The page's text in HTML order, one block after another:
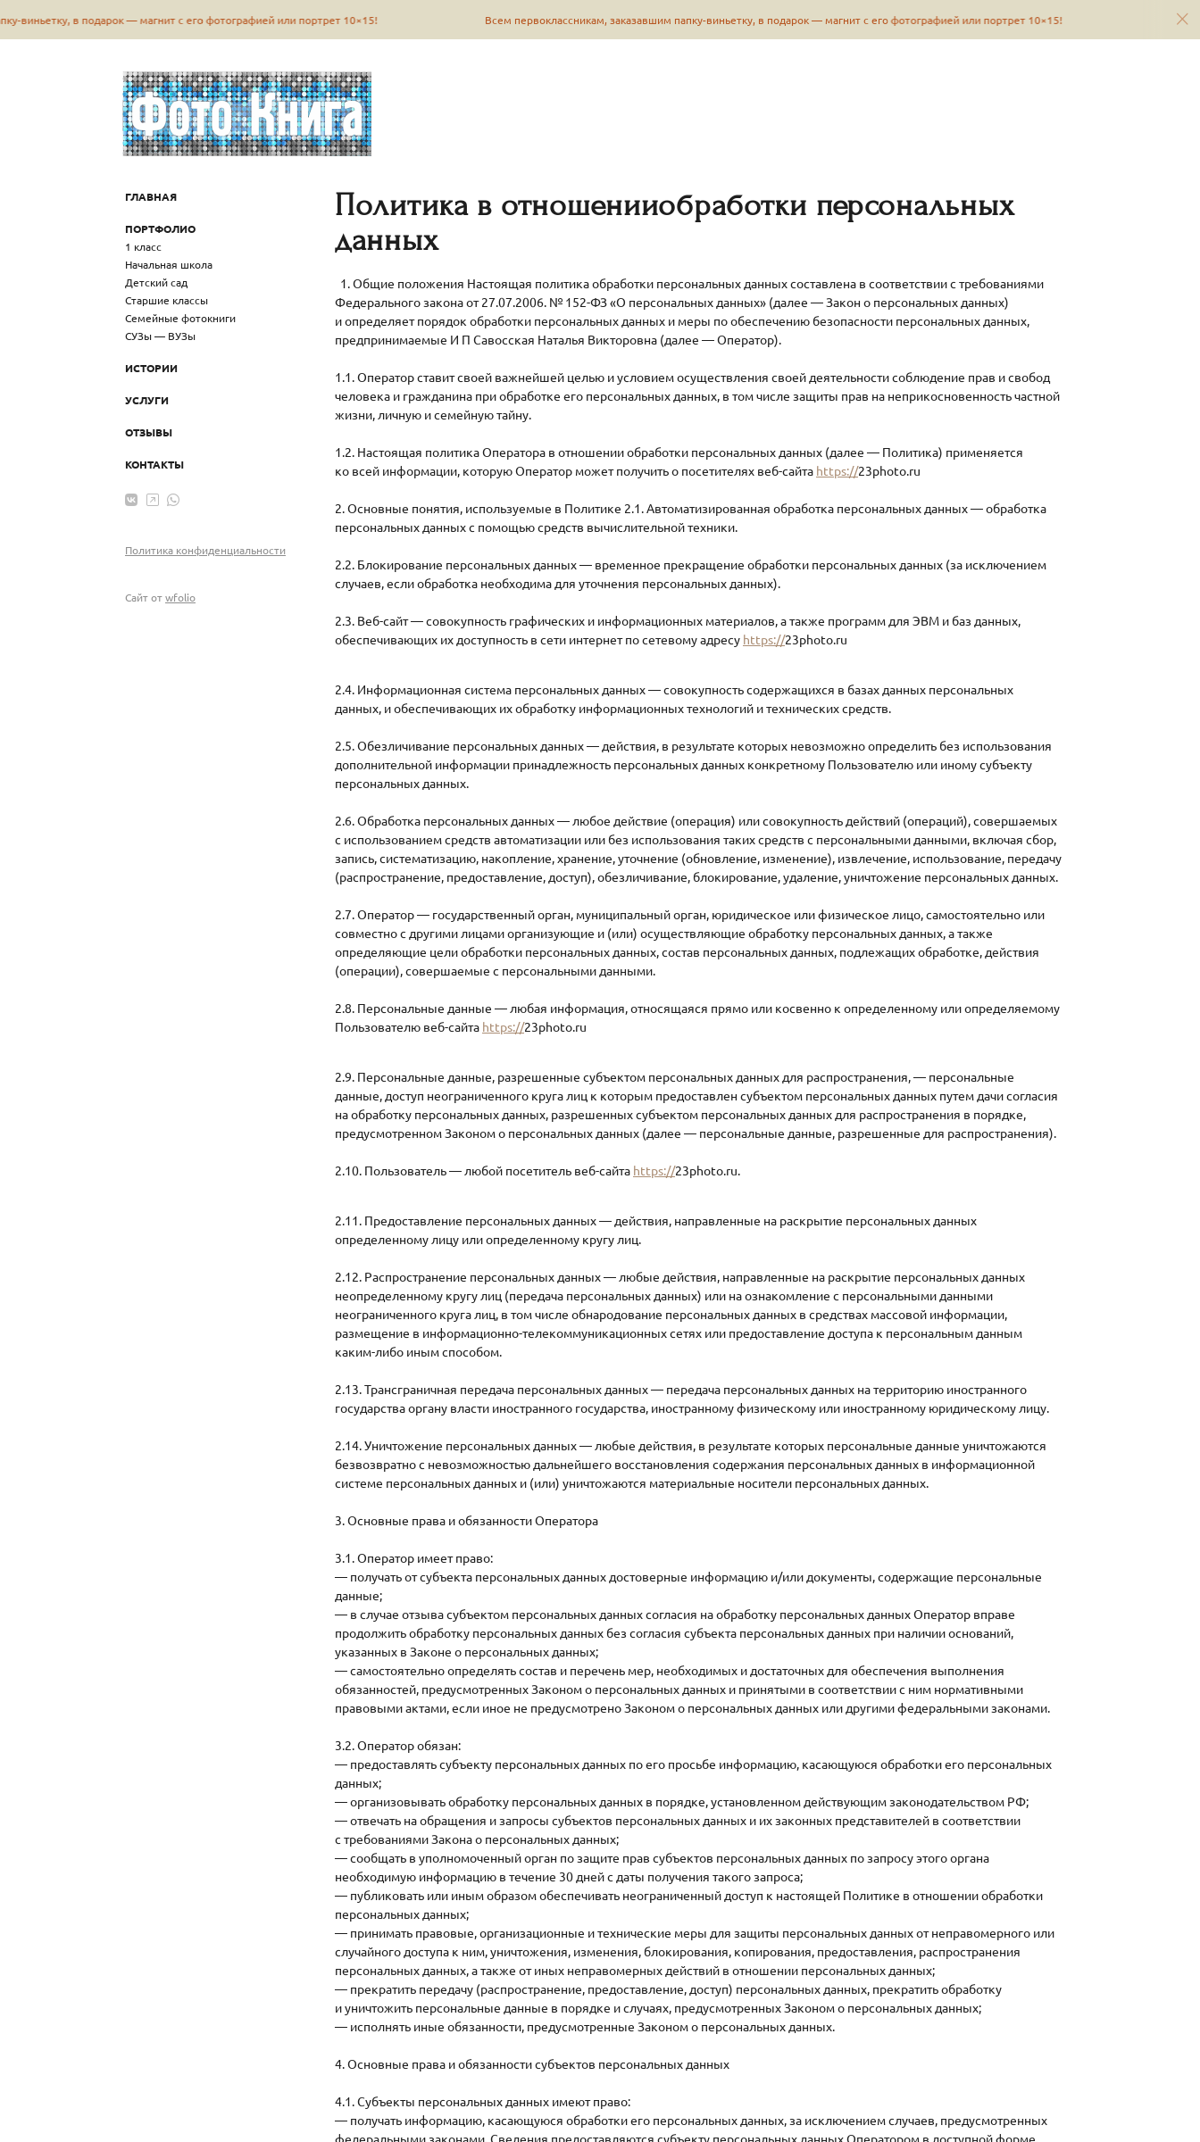
ГЛАВНАЯ
ПОРТФОЛИО
1 класс
Начальная школа
Детский сад
Старшие классы
Семейные фотокниги
СУЗы — ВУЗы
ИСТОРИИ
УСЛУГИ
ОТЗЫВЫ
КОНТАКТЫ
Политика конфиденциальности
Сайт отwfolio
Политика в отношенииобработки персональных
данных
1. Общие положения Настоящая политика обработки персональных данных составлена в соответствии с требованиями
Федерального закона от 27.07.2006. № 152-ФЗ «О персональных данных» (далее — Закон о персональных данных)
и определяет порядок обработки персональных данных и меры по обеспечению безопасности персональных данных,
предпринимаемые И П Савосская Наталья Викторовна (далее — Оператор).
1.1. Оператор ставит своей важнейшей целью и условием осуществления своей деятельности соблюдение прав и свобод
человека и гражданина при обработке его персональных данных, в том числе защиты прав на неприкосновенность частной
жизни, личную и семейную тайну.
1.2. Настоящая политика Оператора в отношении обработки персональных данных (далее — Политика) применяется
ко всей информации, которую Оператор может получить о посетителях веб-сайта https://23photo.ru
2. Основные понятия, используемые в Политике 2.1. Автоматизированная обработка персональных данных — обработка
персональных данных с помощью средств вычислительной техники.
2.2. Блокирование персональных данных — временное прекращение обработки персональных данных (за исключением
случаев, если обработка необходима для уточнения персональных данных).
2.3. Веб-сайт — совокупность графических и информационных материалов, а также программ для ЭВМ и баз данных,
обеспечивающих их доступность в сети интернет по сетевому адресу https://23photo.ru
2.4. Информационная система персональных данных — совокупность содержащихся в базах данных персональных
данных, и обеспечивающих их обработку информационных технологий и технических средств.
2.5. Обезличивание персональных данных — действия, в результате которых невозможно определить без использования
дополнительной информации принадлежность персональных данных конкретному Пользователю или иному субъекту
персональных данных.
2.6. Обработка персональных данных — любое действие (операция) или совокупность действий (операций), совершаемых
с использованием средств автоматизации или без использования таких средств с персональными данными, включая сбор,
запись, систематизацию, накопление, хранение, уточнение (обновление, изменение), извлечение, использование, передачу
(распространение, предоставление, доступ), обезличивание, блокирование, удаление, уничтожение персональных данных.
2.7. Оператор — государственный орган, муниципальный орган, юридическое или физическое лицо, самостоятельно или
совместно с другими лицами организующие и (или) осуществляющие обработку персональных данных, а также
определяющие цели обработки персональных данных, состав персональных данных, подлежащих обработке, действия
(операции), совершаемые с персональными данными.
2.8. Персональные данные — любая информация, относящаяся прямо или косвенно к определенному или определяемому
Пользователю веб-сайта https://23photo.ru
2.9. Персональные данные, разрешенные субъектом персональных данных для распространения, — персональные
данные, доступ неограниченного круга лиц к которым предоставлен субъектом персональных данных путем дачи согласия
на обработку персональных данных, разрешенных субъектом персональных данных для распространения в порядке,
предусмотренном Законом о персональных данных (далее — персональные данные, разрешенные для распространения).
2.10. Пользователь — любой посетитель веб-сайта https://23photo.ru.
2.11. Предоставление персональных данных — действия, направленные на раскрытие персональных данных
определенному лицу или определенному кругу лиц.
2.12. Распространение персональных данных — любые действия, направленные на раскрытие персональных данных
неопределенному кругу лиц (передача персональных данных) или на ознакомление с персональными данными
неограниченного круга лиц, в том числе обнародование персональных данных в средствах массовой информации,
размещение в информационно-телекоммуникационных сетях или предоставление доступа к персональным данным
каким-либо иным способом.
2.13. Трансграничная передача персональных данных — передача персональных данных на территорию иностранного
государства органу власти иностранного государства, иностранному физическому или иностранному юридическому лицу.
2.14. Уничтожение персональных данных — любые действия, в результате которых персональные данные уничтожаются
безвозвратно с невозможностью дальнейшего восстановления содержания персональных данных в информационной
системе персональных данных и (или) уничтожаются материальные носители персональных данных.
3. Основные права и обязанности Оператора
3.1. Оператор имеет право:
— получать от субъекта персональных данных достоверные информацию и/или документы, содержащие персональные
данные;
— в случае отзыва субъектом персональных данных согласия на обработку персональных данных Оператор вправе
продолжить обработку персональных данных без согласия субъекта персональных данных при наличии оснований,
указанных в Законе о персональных данных;
— самостоятельно определять состав и перечень мер, необходимых и достаточных для обеспечения выполнения
обязанностей, предусмотренных Законом о персональных данных и принятыми в соответствии с ним нормативными
правовыми актами, если иное не предусмотрено Законом о персональных данных или другими федеральными законами.
3.2. Оператор обязан:
— предоставлять субъекту персональных данных по его просьбе информацию, касающуюся обработки его персональных
данных;
— организовывать обработку персональных данных в порядке, установленном действующим законодательством РФ;
— отвечать на обращения и запросы субъектов персональных данных и их законных представителей в соответствии
с требованиями Закона о персональных данных;
— сообщать в уполномоченный орган по защите прав субъектов персональных данных по запросу этого органа
необходимую информацию в течение 30 дней с даты получения такого запроса;
— публиковать или иным образом обеспечивать неограниченный доступ к настоящей Политике в отношении обработки
персональных данных;
— принимать правовые, организационные и технические меры для защиты персональных данных от неправомерного или
случайного доступа к ним, уничтожения, изменения, блокирования, копирования, предоставления, распространения
персональных данных, а также от иных неправомерных действий в отношении персональных данных;
— прекратить передачу (распространение, предоставление, доступ) персональных данных, прекратить обработку
и уничтожить персональные данные в порядке и случаях, предусмотренных Законом о персональных данных;
— исполнять иные обязанности, предусмотренные Законом о персональных данных.
4. Основные права и обязанности субъектов персональных данных
4.1. Субъекты персональных данных имеют право:
— получать информацию, касающуюся обработки его персональных данных, за исключением случаев, предусмотренных
федеральными законами. Сведения предоставляются субъекту персональных данных Оператором в доступной форме,
в подарок — магнит с его фотографией или портрет 10×15! Всем первоклассникам, заказавшим папку-виньетку, в подарок — магнит с его фотографией или портрет 10×15! Всем